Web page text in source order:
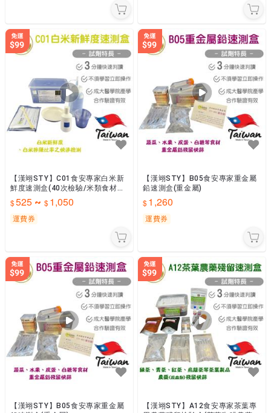
【漢翊STY】C01食安專家白米新
鮮度速測盒(40次檢驗/米類食材檢
驗)
525 ~ 1,050
運費券
【漢翊STY】B05食安專家重金屬
鉛速測盒(重金屬)
1,260
運費券
【漢翊STY】B05食安專家重金屬
【漢翊STY】A12食安專家茶葉專